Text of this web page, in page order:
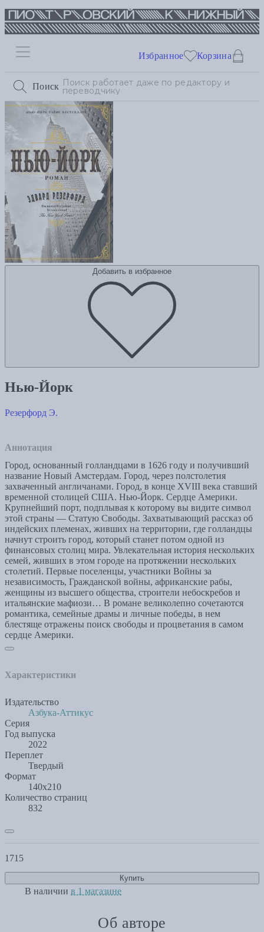
Поиск
Избранное Корзина
Добавить в избранное
Нью-Йорк
Резерфорд Э.
Аннотация
Город, основанный голландцами в 1626 году и получивший
название Новый Амстердам. Город, через полстолетия
захваченный англичанами. Город, в конце XVIII века ставший
временной столицей США. Нью-Йорк. Сердце Америки.
Крупнейший порт, подплывая к которому вы видите символ
этой страны — Статую Свободы. Захватывающий рассказ об
индейских племенах, живших на территории, где голландцы
начнут строить город, который станет потом одной из
финансовых столиц мира. Увлекательная история нескольких
семей, живших в этом городе на протяжении нескольких
столетий. Первые поселенцы, участники Войны за
независимость, Гражданской войны, африканские рабы,
женщины из высшего общества, строители небоскребов и
итальянские мафиози… В романе великолепно сочетаются
романтика, семейные драмы и личные победы, в нем
блестяще отражены поиск свободы и процветания в самом
сердце Америки.
Характеристики
Издательство
Азбука-Аттикус
Серия
Год выпуска
2022
Переплет
Твердый
Формат
140х210
Количество страниц
832
1715
Купить
В наличии в 1 магазине
Об авторе